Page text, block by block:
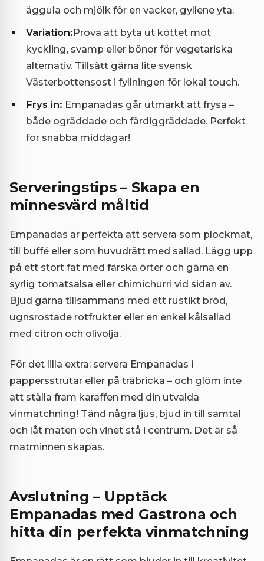
äggula och mjölk för en vacker, gyllene yta.
Variation:Prova att byta ut köttet mot
kyckling, svamp eller bönor för vegetariska
alternativ. Tillsätt gärna lite svensk
Västerbottensost i fyllningen för lokal touch.
Frys in: Empanadas går utmärkt att frysa –
både ogräddade och färdiggräddade. Perfekt
för snabba middagar!
Serveringstips – Skapa en
minnesvärd måltid
Empanadas är perfekta att servera som plockmat,
till buffé eller som huvudrätt med sallad. Lägg upp
på ett stort fat med färska örter och gärna en
syrlig tomatsalsa eller chimichurri vid sidan av.
Bjud gärna tillsammans med ett rustikt bröd,
ugnsrostade rotfrukter eller en enkel kålsallad
med citron och olivolja.
För det lilla extra: servera Empanadas i
pappersstrutar eller på träbricka – och glöm inte
att ställa fram karaffen med din utvalda
vinmatchning! Tänd några ljus, bjud in till samtal
och låt maten och vinet stå i centrum. Det är så
matminnen skapas.
Avslutning – Upptäck
Empanadas med Gastrona och
hitta din perfekta vinmatchning